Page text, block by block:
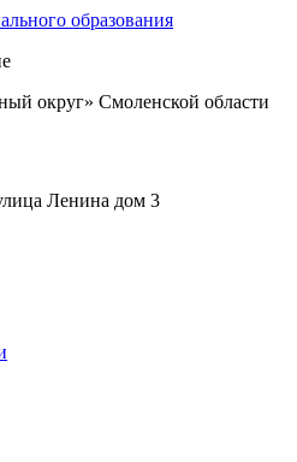
округ» Смоленской области
Ленина дом 3